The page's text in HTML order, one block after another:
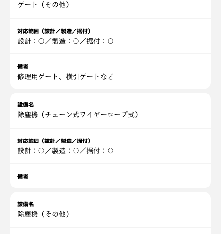
ゲート（その他）
対応範囲（設計／製造／据付）
設計：○／製造：○／据付：○
備考
修理用ゲート、横引ゲートなど
設備名
除塵機（チェーン式ワイヤーロープ式）
対応範囲（設計／製造／据付）
設計：○／製造：○／据付：○
備考
設備名
除塵機（その他）